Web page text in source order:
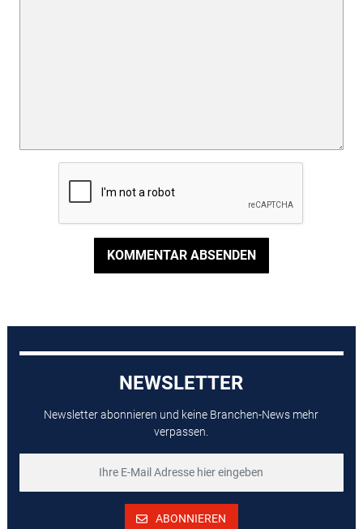
KOMMENTAR ABSENDEN
NEWSLETTER
Newsletter abonnieren und keine Branchen-News mehr
verpassen.
ABONNIEREN